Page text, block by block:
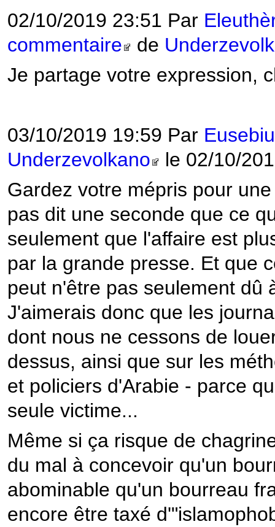
02/10/2019 23:51 Par
commentaire
de
Je partage votre expression,
03/10/2019 19:59 Par
Underzevolkano
le 02/10/
Gardez votre mépris pour
pas dit une seconde que ce
seulement que l'affaire est
par la grande presse. Et que
peut n'être pas seulement dû
J'aimerais donc que les
dont nous ne cessons de
dessus, ainsi que sur les
et policiers d'Arabie - parce
seule victime...
Même si ça risque de
du mal à concevoir qu'un
abominable qu'un bourreau
encore être taxé